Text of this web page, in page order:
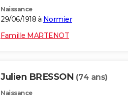
Naissance
29/06/1918 à Normier
Famille MARTENOT
Julien BRESSON (74 ans)
Naissance